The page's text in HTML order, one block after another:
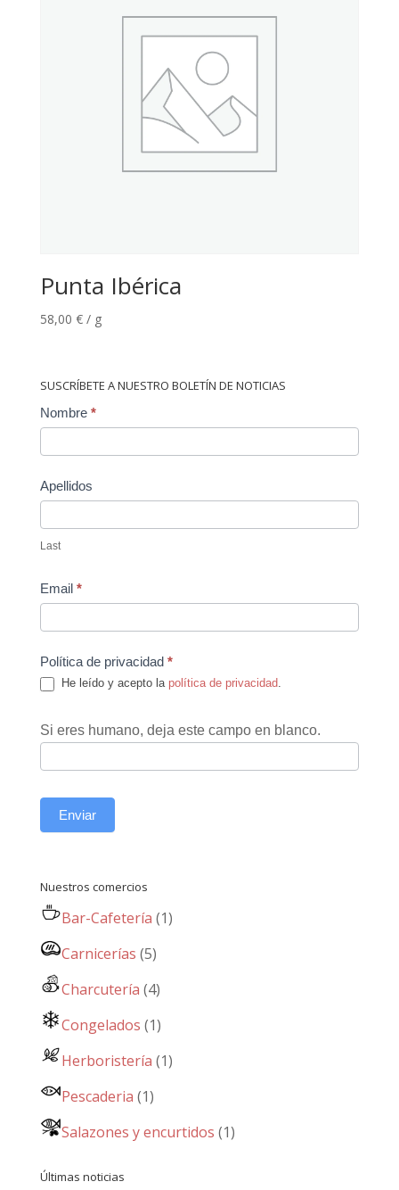
Punta Ibérica
58,00 € / g
SUSCRÍBETE A NUESTRO BOLETÍN DE NOTICIAS
Contact
Nombre *
Apellidos
Last
Email *
Política de privacidad *
He leído y acepto la política de privacidad
Si eres humano, deja este campo en blanco.
Enviar
Nuestros comercios
Bar-Cafetería (1)
Carnicerías (5)
Charcutería (4)
Congelados (1)
Herboristería (1)
Pescaderia (1)
Salazones y encurtidos (1)
Últimas noticias